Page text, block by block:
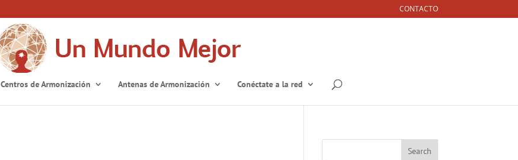
CONTACTO
Centros de Armonización Antenas de Armonización Conéctate a la red